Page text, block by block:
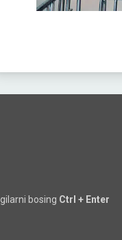
bosing Ctrl + Enter